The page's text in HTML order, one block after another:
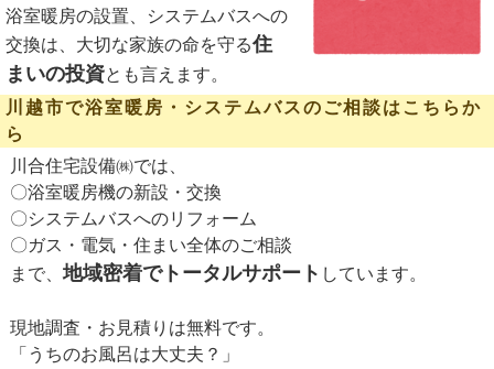
浴室暖房の設置、システムバスへの
交換は、大切な家族の命を守る住
まいの投資とも言えます。
川越市で浴室暖房・システムバスのご相談はこちらか
ら
川合住宅設備㈱では、
〇浴室暖房機の新設・交換
〇システムバスへのリフォーム
〇ガス・電気・住まい全体のご相談
まで、地域密着でトータルサポート しています。
現地調査・お見積りは無料です。
「うちのお風呂は大丈夫？」